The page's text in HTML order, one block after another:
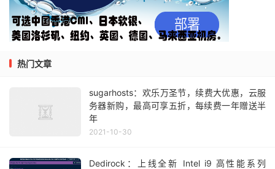
热门文章
sugarhosts：欢乐万圣节，续费大优惠，云服
务器新购，最高可享五折，每续费一年赠送半
年
2021-10-30
Dedirock：上线全新 Intel i9 高性能系列